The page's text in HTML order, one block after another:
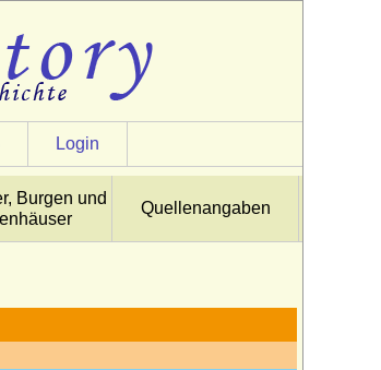
Login
Burgen und
Quellenangaben